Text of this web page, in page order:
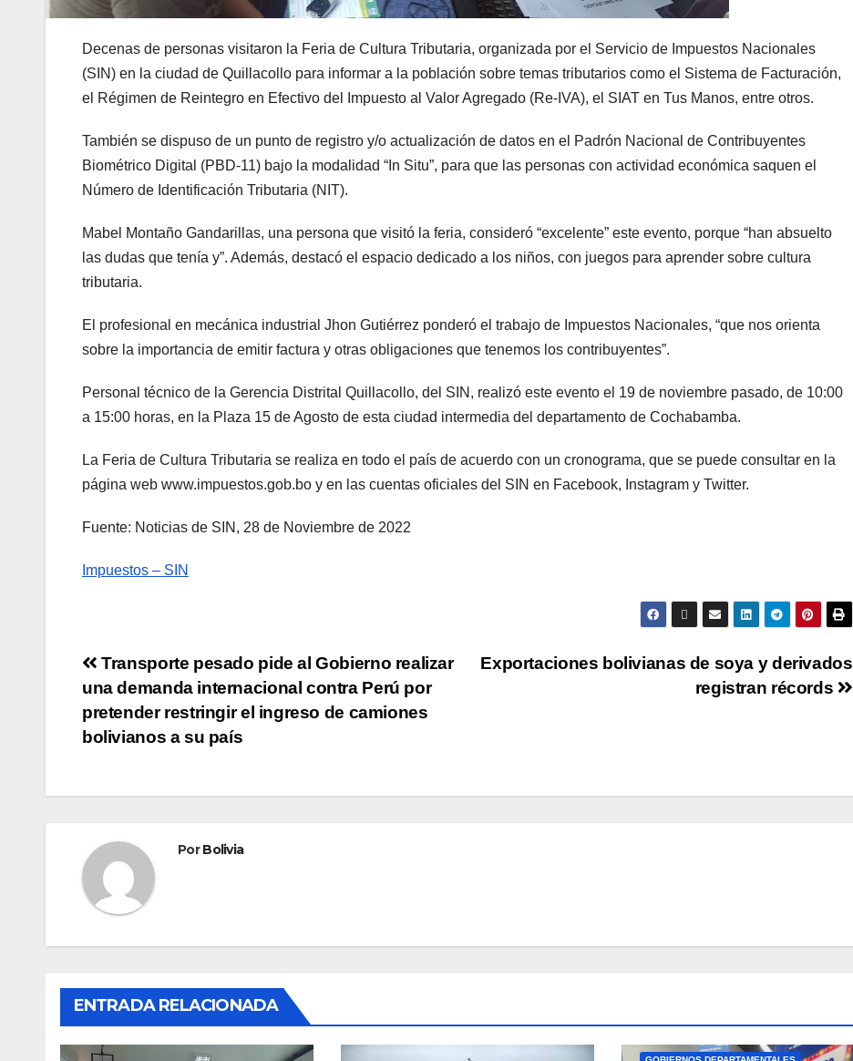
Decenas de personas visitaron la Feria de Cultura Tributaria, organizada por el Servicio de Impuestos Nacionales
(SIN) en la ciudad de Quillacollo para informar a la población sobre temas tributarios como el Sistema de Facturación,
el Régimen de Reintegro en Efectivo del Impuesto al Valor Agregado (Re-IVA), el SIAT en Tus Manos, entre otros.
También se dispuso de un punto de registro y/o actualización de datos en el Padrón Nacional de Contribuyentes
Biométrico Digital (PBD-11) bajo la modalidad “In Situ”, para que las personas con actividad económica saquen el
Número de Identificación Tributaria (NIT).
Mabel Montaño Gandarillas, una persona que visitó la feria, consideró “excelente” este evento, porque “han absuelto
las dudas que tenía y”. Además, destacó el espacio dedicado a los niños, con juegos para aprender sobre cultura
tributaria.
El profesional en mecánica industrial Jhon Gutiérrez ponderó el trabajo de Impuestos Nacionales, “que nos orienta
sobre la importancia de emitir factura y otras obligaciones que tenemos los contribuyentes”.
Personal técnico de la Gerencia Distrital Quillacollo, del SIN, realizó este evento el 19 de noviembre pasado, de 10:00
a 15:00 horas, en la Plaza 15 de Agosto de esta ciudad intermedia del departamento de Cochabamba.
La Feria de Cultura Tributaria se realiza en todo el país de acuerdo con un cronograma, que se puede consultar en la
página web www.impuestos.gob.bo y en las cuentas oficiales del SIN en Facebook, Instagram y Twitter.
Fuente: Noticias de SIN, 28 de Noviembre de 2022
Impuestos – SIN
Exportaciones bolivianas de soya y derivados
registran récords
Transporte pesado pide al Gobierno realizar
una demanda internacional contra Perú por
pretender restringir el ingreso de camiones
bolivianos a su país
PorBolivia
ENTRADA RELACIONADA